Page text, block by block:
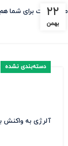
۲۲
بهمن
ممکن است برای شما
دسته‌بندی نشده
آلرژی به واکنش